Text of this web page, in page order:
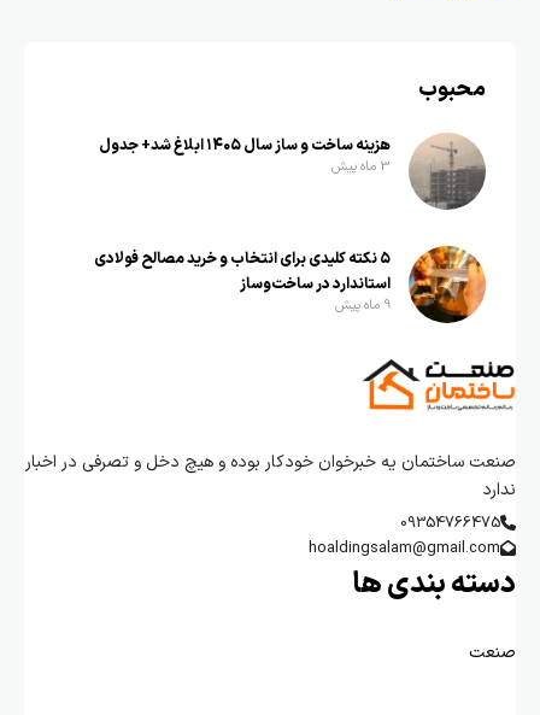
محبوب
هزینه ساخت و ساز سال ۱۴۰۵ ابلاغ شد+ جدول
3 ماه پیش
۵ نکته کلیدی برای انتخاب و خرید مصالح فولادی
استاندارد در ساخت‌وساز
9 ماه پیش
صنعت ساختمان یه خبرخوان خودکار بوده و هیچ دخل و تصرفی در اخبار
ندارد
09354766475
hoaldingsalam@gmail.com
دسته بندی ها
صنعت